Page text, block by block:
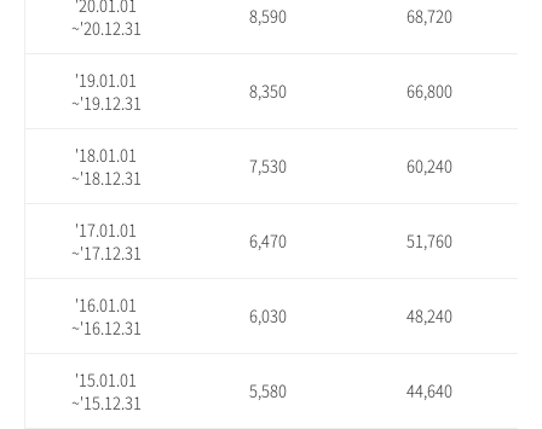
~'20.12.31
8,590 68,720
'19.01.01
~'19.12.31
8,350 66,800
'18.01.01
~'18.12.31
7,530 60,240
'17.01.01
~'17.12.31
6,470 51,760
'16.01.01
~'16.12.31
6,030 48,240
'15.01.01
~'15.12.31
5,580 44,640